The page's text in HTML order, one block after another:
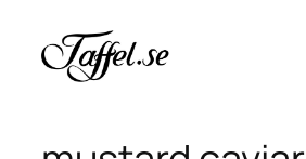
innehåll